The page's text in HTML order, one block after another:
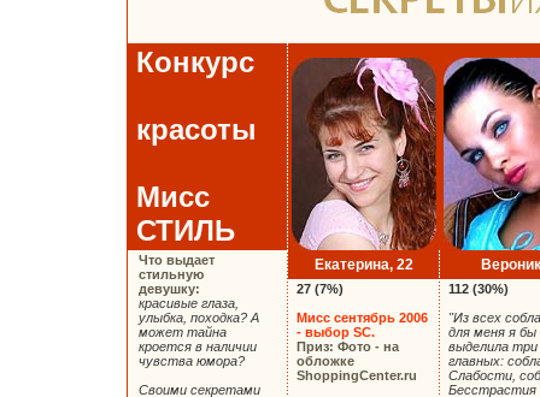
Конкурс
красоты
Мисс
СТИЛЬ
Что выдает
стильную
девушку:
красивые глаза,
улыбка, походка? А
может тайна
кроется в наличии
чувства юмора?
Своими секретами
Екатерина, 22
27 (7%)
Мисс сентябрь 2006
- выбор SC.
Приз: Фото - на
обложке
ShoppingCenter.ru
112 (30%)
"Из всех
для меня я бы
выделила три
главных:
Слабости,